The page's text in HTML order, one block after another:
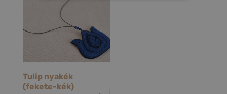
Tulip nyakék
(fekete-kék)